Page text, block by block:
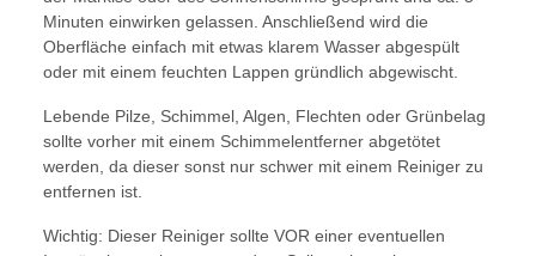
Minuten einwirken gelassen. Anschließend wird die
Oberfläche einfach mit etwas klarem Wasser abgespült
oder mit einem feuchten Lappen gründlich abgewischt.
Lebende Pilze, Schimmel, Algen, Flechten oder Grünbelag
sollte vorher mit einem Schimmelentferner abgetötet
werden, da dieser sonst nur schwer mit einem Reiniger zu
entfernen ist.
Wichtig: Dieser Reiniger sollte VOR einer eventuellen